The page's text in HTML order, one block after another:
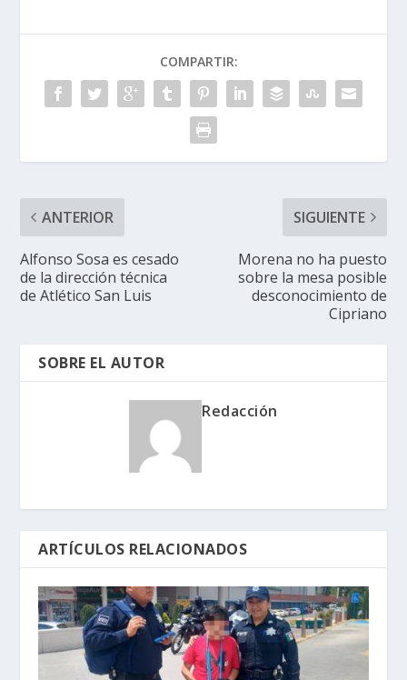
COMPARTIR:
ANTERIOR
Alfonso Sosa es cesado
de la dirección técnica
de Atlético San Luis
SIGUIENTE
Morena no ha puesto
sobre la mesa posible
desconocimiento de
Cipriano
SOBRE EL AUTOR
Redacción
ARTÍCULOS RELACIONADOS